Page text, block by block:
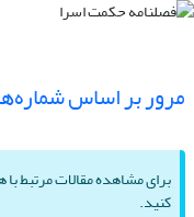
مرور بر اساس
برای مشاهده مقالات مرتبط
کنید.